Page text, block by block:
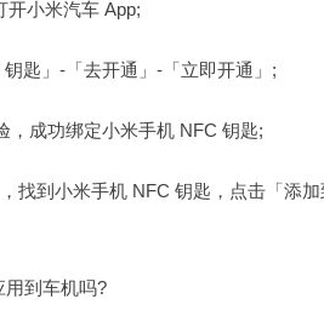
小米汽车 App;
匙」-「去开通」-「立即开通」;
成功绑定小米手机 NFC 钥匙;
到小米手机 NFC 钥匙，点击「添加
到车机吗?